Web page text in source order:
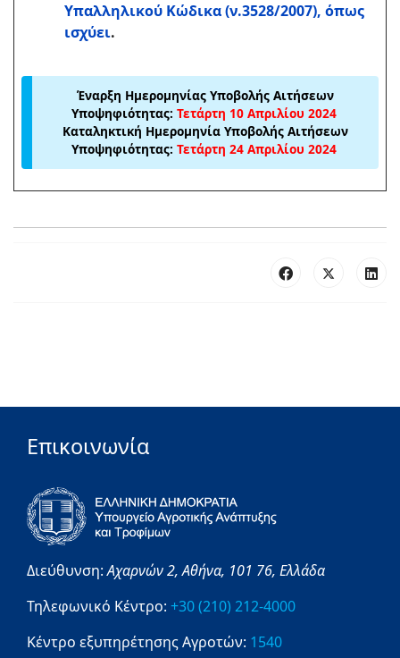
Υπαλληλικού Κώδικα (ν.3528/2007), όπως
ισχύει.
Έναρξη Ημερομηνίας Υποβολής Αιτήσεων
Υποψηφιότητας: Τετάρτη 10 Απριλίου 2024
Καταληκτική Ημερομηνία Υποβολής Αιτήσεων
Υποψηφιότητας: Τετάρτη 24 Απριλίου 2024
Επικοινωνία
Διεύθυνση:Αχαρνών 2,Αθήνα, 101 76, Ελλάδα
Τηλεφωνικό Κέντρο: +30 (210) 212-4000
Κέντρο εξυπηρέτησης Αγροτών: 1540